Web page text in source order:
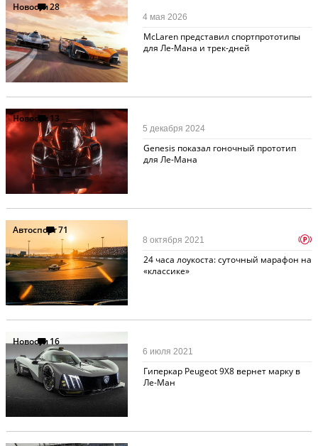
Новости28
McLaren представил спортпрототипы
для Ле-Мана и трек-дней
4 мая 2026
Новости13
Genesis показал гоночный прототип
для Ле-Мана
5 декабря 2024
Автоспорт71
24 часа лоукоста: суточный марафон на
«классике»
8 октября 2021 p
Новости16
Гиперкар Peugeot 9X8 вернет марку в
Ле-Ман
6 июля 2021